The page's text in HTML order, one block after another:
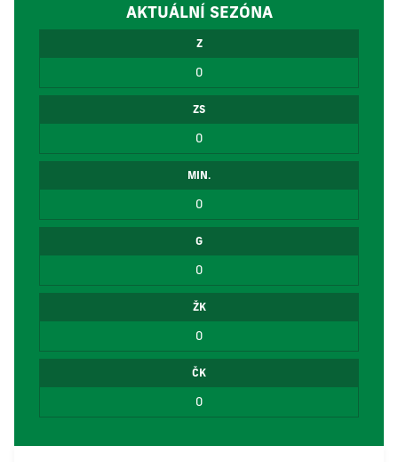
AKTUÁLNÍ SEZÓNA
Z
0
ZS
0
MIN.
0
G
0
ŽK
0
ČK
0